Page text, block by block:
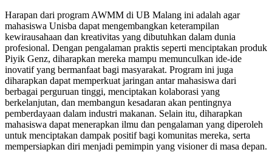
Harapan dari program AWMM di UB Malang ini adalah agar
mahasiswa Unisba dapat mengembangkan keterampilan
kewirausahaan dan kreativitas yang dibutuhkan dalam dunia
profesional. Dengan pengalaman praktis seperti menciptakan produk
Piyik Genz, diharapkan mereka mampu memunculkan ide-ide
inovatif yang bermanfaat bagi masyarakat. Program ini juga
diharapkan dapat memperkuat jaringan antar mahasiswa dari
berbagai perguruan tinggi, menciptakan kolaborasi yang
berkelanjutan, dan membangun kesadaran akan pentingnya
pemberdayaan dalam industri makanan. Selain itu, diharapkan
mahasiswa dapat menerapkan ilmu dan pengalaman yang diperoleh
untuk menciptakan dampak positif bagi komunitas mereka, serta
mempersiapkan diri menjadi pemimpin yang visioner di masa depan.